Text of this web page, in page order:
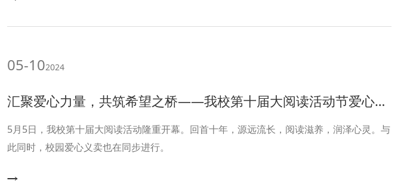
05-102024
汇聚爱心力量，共筑希望之桥——我校第十届大阅读活动节爱心义卖活动圆满结束
5月5日，我校第十届大阅读活动隆重开幕。回首十年，源远流长，阅读滋养，润泽心灵。与
此同时，校园爱心义卖也在同步进行。